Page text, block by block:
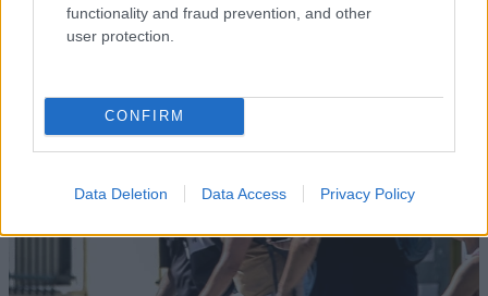
functionality and fraud prevention, and other
user protection.
CONFIRM
Data Deletion Data Access Privacy Policy